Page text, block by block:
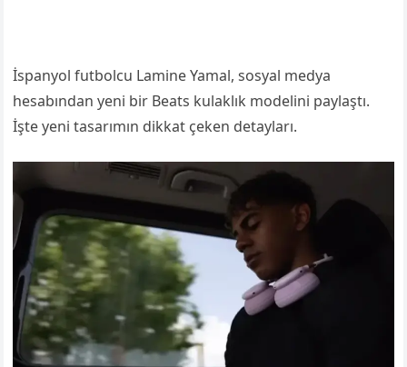
İspanyol futbolcu Lamine Yamal, sosyal medya
hesabından yeni bir Beats kulaklık modelini paylaştı.
İşte yeni tasarımın dikkat çeken detayları.